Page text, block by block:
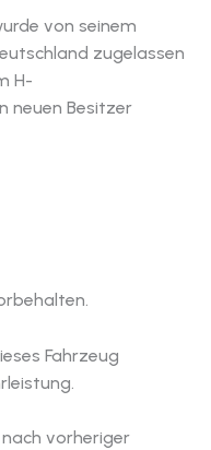
von seinem
zugelassen
H-
neuen Besitzer
Fahrzeug
vorheriger